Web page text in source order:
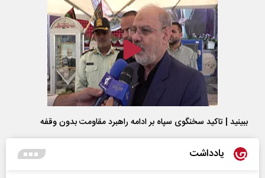
ببینید | تاکید سخنگوی سپاه بر ادامه راهبرد مقاومت بدون وقفه
یادداشت